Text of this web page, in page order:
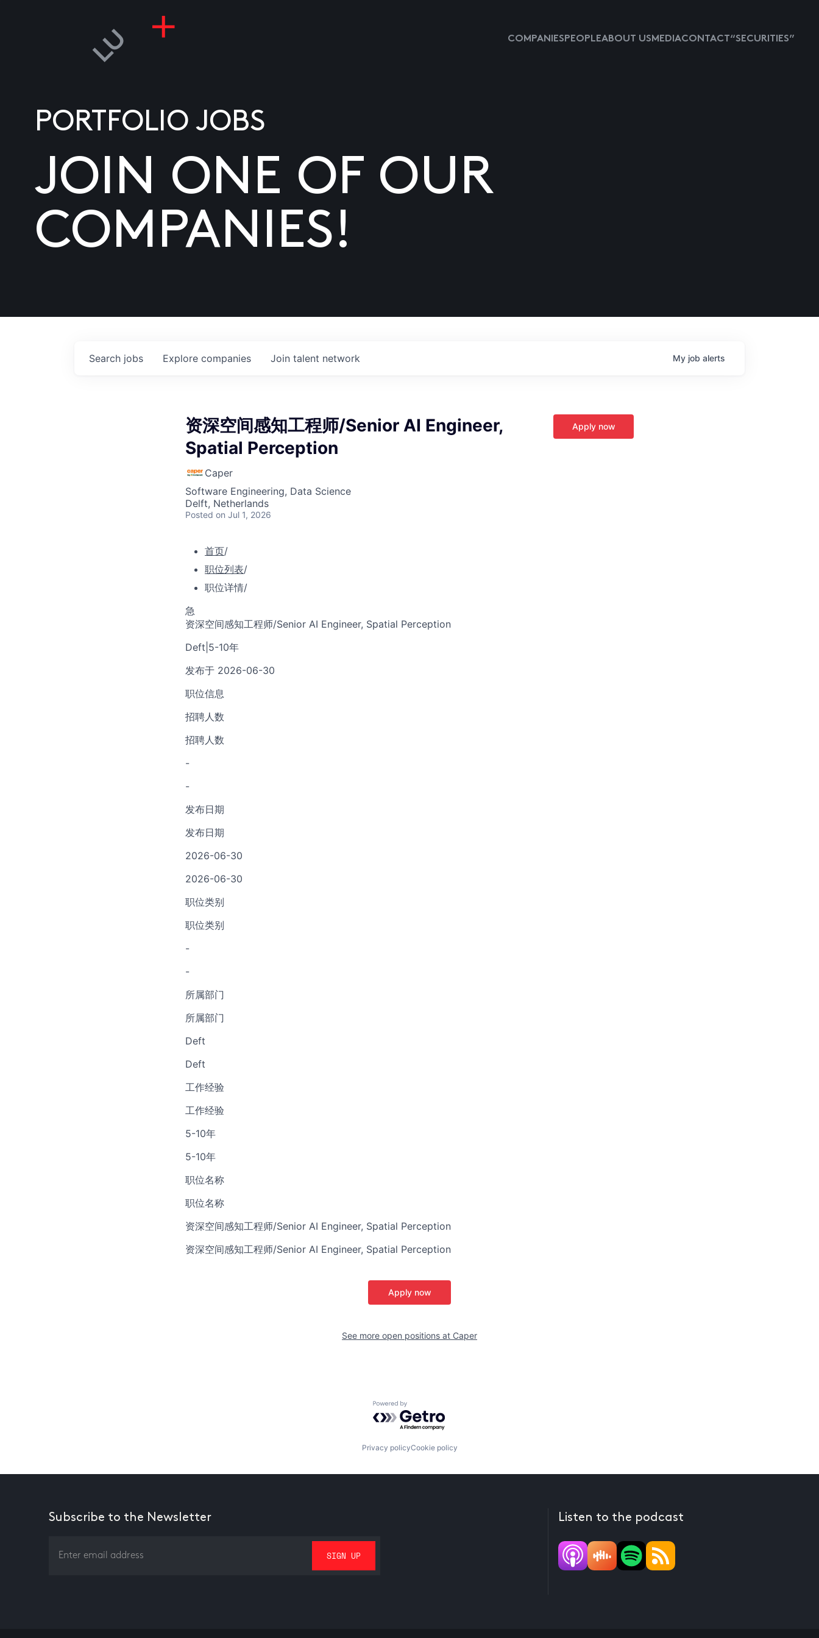
COMPANIESPEOPLEABOUT USMEDIACONTACT “SECURITIES”
PORTFOLIO JOBS
JOIN ONE OF OUR
COMPANIES!
Search jobs Explore companies Join talent network My job alerts
资深空间感知工程师/Senior AI Engineer,
Spatial Perception
Caper
Software Engineering, Data Science
Delft, Netherlands
Posted on Jul 1, 2026
Apply now
首页/
职位列表/
职位详情/
急
资深空间感知工程师/Senior AI Engineer, Spatial Perception
Deft 5-10年
发布于 2026-06-30
职位信息
招聘人数
招聘人数
-
-
发布日期
发布日期
2026-06-30
2026-06-30
职位类别
职位类别
-
-
所属部门
所属部门
Deft
Deft
工作经验
工作经验
5-10年
5-10年
职位名称
职位名称
资深空间感知工程师/Senior AI Engineer, Spatial Perception
资深空间感知工程师/Senior AI Engineer, Spatial Perception
Apply now
See more open positions at Caper
Powered by Getro.com
Privacy policyCookie policy
Subscribe to the Newsletter Listen to the podcast